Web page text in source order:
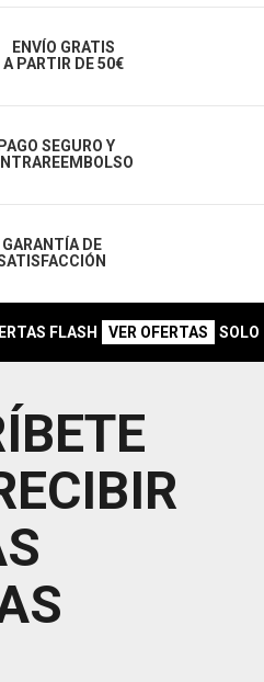
ENVÍO GRATIS
A PARTIR DE 50€
PAGO SEGURO Y
GARANTÍA DE
FLASH VER OFERTAS SOLO